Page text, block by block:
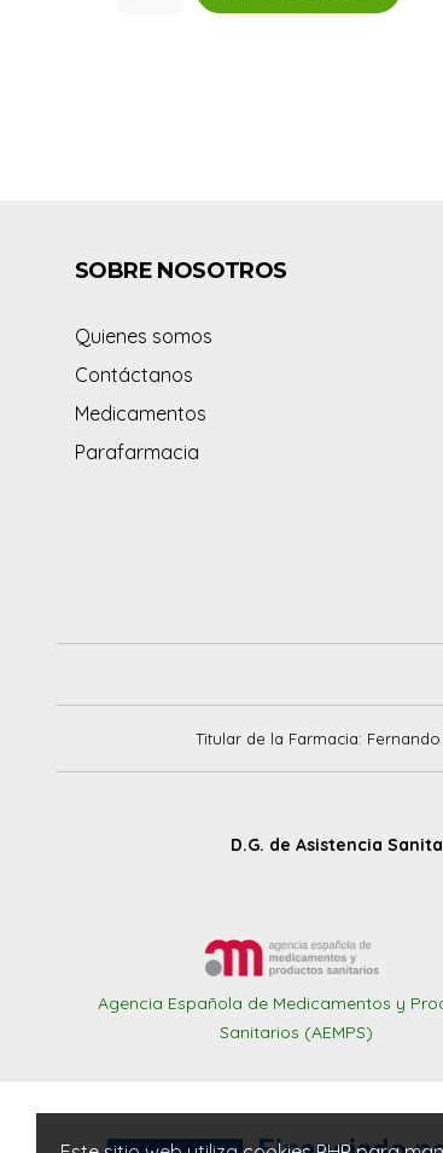
SOBRE NOSOTROS
Quienes somos
Contáctanos
Medicamentos
Parafarmacia
Titular de la Farmacia:
D.G. de Asistencia
Agencia Española de Medicamentos y
Sanitarios (AEMPS)